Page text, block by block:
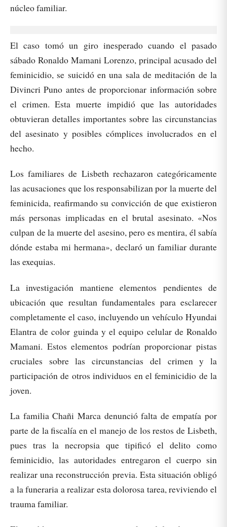
núcleo familiar.
El caso tomó un giro inesperado cuando el pasado
sábado Ronaldo Mamani Lorenzo, principal acusado del
feminicidio, se suicidó en una sala de meditación de la
Divincri Puno antes de proporcionar información sobre
el crimen. Esta muerte impidió que las autoridades
obtuvieran detalles importantes sobre las circunstancias
del asesinato y posibles cómplices involucrados en el
hecho.
Los familiares de Lisbeth rechazaron categóricamente
las acusaciones que los responsabilizan por la muerte del
feminicida, reafirmando su convicción de que existieron
más personas implicadas en el brutal asesinato. «Nos
culpan de la muerte del asesino, pero es mentira, él sabía
dónde estaba mi hermana», declaró un familiar durante
las exequias.
La investigación mantiene elementos pendientes de
ubicación que resultan fundamentales para esclarecer
completamente el caso, incluyendo un vehículo Hyundai
Elantra de color guinda y el equipo celular de Ronaldo
Mamani. Estos elementos podrían proporcionar pistas
cruciales sobre las circunstancias del crimen y la
participación de otros individuos en el feminicidio de la
joven.
La familia Chañi Marca denunció falta de empatía por
parte de la fiscalía en el manejo de los restos de Lisbeth,
pues tras la necropsia que tipificó el delito como
feminicidio, las autoridades entregaron el cuerpo sin
realizar una reconstrucción previa. Esta situación obligó
a la funeraria a realizar esta dolorosa tarea, reviviendo el
trauma familiar.